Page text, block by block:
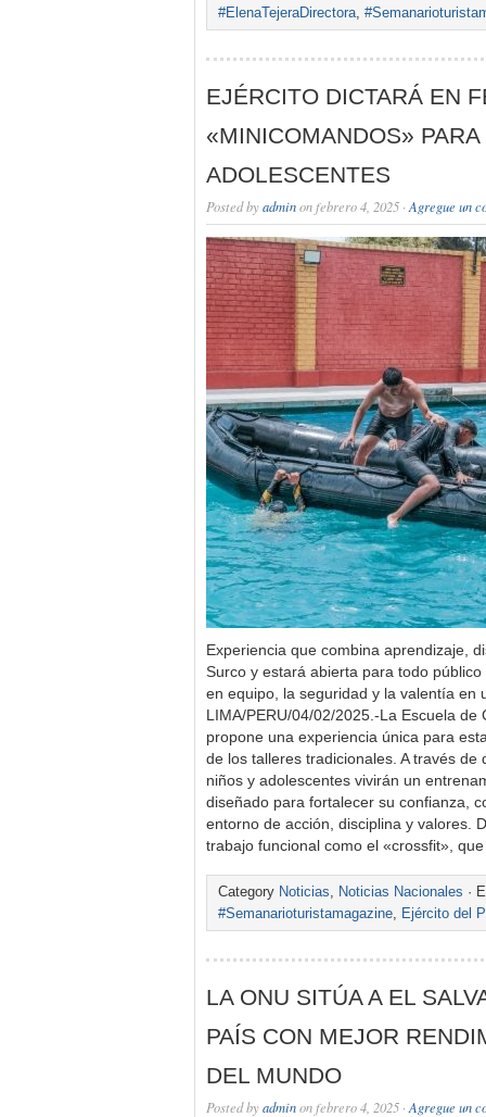
#ElenaTejeraDirectora,
EJÉRCITO DICTARÁ EN
«MINICOMANDOS»
ADOLESCENTES
Posted byadminon febrero 4, 2025 · Agregue un
Experiencia que combina aprendizaje,
Surco y estará abierta para todo
en equipo, la seguridad y la valentía
LIMA/PERU/04/02/2025.-La Escuela
propone una experiencia única para
de los talleres tradicionales. A través
niños y adolescentes vivirán un
diseñado para fortalecer su confianza,
entorno de acción, disciplina y valores.
trabajo funcional como el «crossfit»,
Category Noticias, Noticias Nacionales ·
#Semanarioturistamagazine, Ejército del
LA ONU SITÚA A EL
PAÍS CON MEJOR
DEL MUNDO
Posted byadminon febrero 4, 2025 · Agregue un